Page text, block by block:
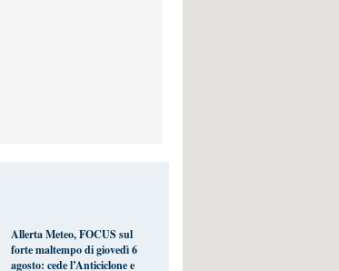
Allerta Meteo, FOCUS sul
forte maltempo di giovedì 6
agosto: cede l’Anticiclone e